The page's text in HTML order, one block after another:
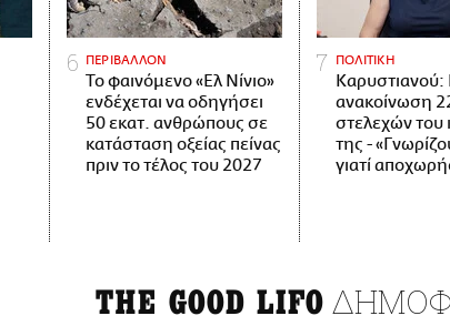
ΠΕΡΙΒΑΛΛΟΝ
Το φαινόμενο «Ελ Νίνιο»
ενδέχεται να οδηγήσει
50 εκατ. ανθρώπους σε
κατάσταση οξείας πείνας
πριν το τέλος του 2027
ΠΟΛΙΤΙΚΗ
Καρυστιανού:
ανακοίνωση
στελεχών του
της -
γιατί
THE GOOD LIFO